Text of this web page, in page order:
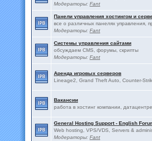
Модераторы: Fant
Панели управления хостингом и
все о различных панелях управления,
Модераторы: Fant
Системы управления сайтами
обсуждаем CMS, форумы, скрипты
Модераторы: Fant
Аренда игровых серверов
Lineage2, Grand Theft Auto, Counter-
Вакансии
работа в хостинг компании,
General Hosting Support - English
Web hosting, VPS/VDS, Servers &
Модераторы: Fant